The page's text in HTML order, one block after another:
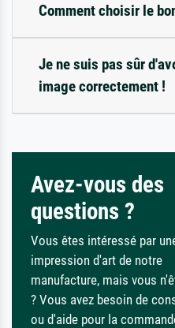
Comment choisir le
Je ne suis pas sûr
image correctement !
Avez-vous des
questions ?
Vous êtes intéressé par
impression d'art de notre
manufacture, mais vous
? Vous avez besoin de
ou d'aide pour la